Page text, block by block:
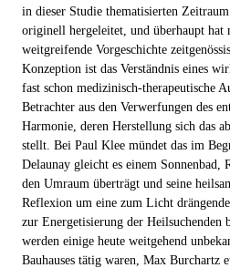
in dieser Studie thematisierten
originell hergeleitet, und überhaupt hat
weitgreifende Vorgeschichte
Konzeption ist das Verständnis eines
fast schon medizinisch-therapeutische
Betrachter aus den Verwerfungen des
Harmonie, deren Herstellung sich das
stellt. Bei Paul Klee mündet das im
Delaunay gleicht es einem
den Umraum überträgt und seine
Reflexion um eine zum Licht
zur Energetisierung der Heilsuchenden
werden einige heute weitgehend
Bauhauses tätig waren, Max